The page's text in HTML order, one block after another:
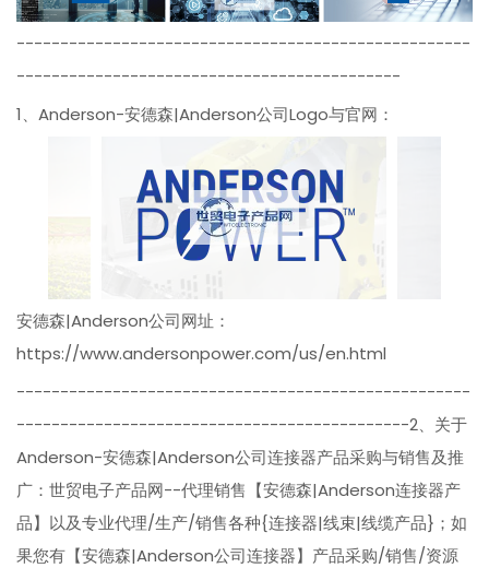
----------------------------------------------------
--------------------------------------------
1、Anderson-安德森|Anderson公司Logo与官网：
安德森|Anderson公司网址：
https://www.andersonpower.com/us/en.html
----------------------------------------------------
---------------------------------------------2、关于
Anderson-安德森|Anderson公司连接器产品采购与销售及推
广：世贸电子产品网--代理销售【安德森|Anderson连接器产
品】以及专业代理/生产/销售各种{连接器|线束|线缆产品}；如
果您有【安德森|Anderson公司连接器】产品采购/销售/资源